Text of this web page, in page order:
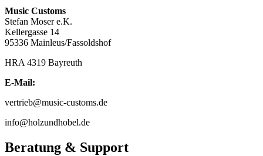
Music Customs
Stefan Moser e.K.
Kellergasse 14
95336 Mainleus/Fassoldshof
HRA 4319 Bayreuth
E-Mail:
vertrieb@music-customs.de
info@holzundhobel.de
Beratung & Support